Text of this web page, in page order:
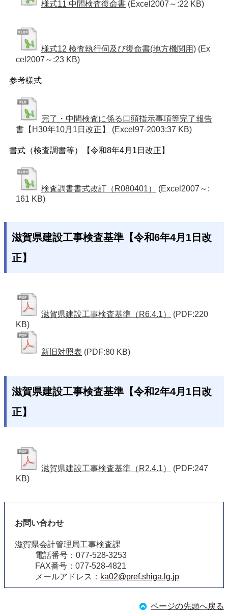
様式11 中間検査復命書 (Excel2007～:22 KB)
様式12 検査執行伺及び復命書(地方機関用) (Ex
cel2007～:23 KB)
参考様式
完了・中間検査に係る口頭指示事項等完了報告
書【H30年10月1日改正】
(Excel97-2003:37 KB)
書式（検査調書等）【令和8年4月1日改正】
検査調書書式改訂（R080401）
(Excel2007～:
161 KB)
滋賀県建設工事検査基準【令和6年4月1日改
正】
滋賀県建設工事検査基準（R6.4.1）
(PDF:220
KB)
新旧対照表 (PDF:80 KB)
滋賀県建設工事検査基準【令和2年4月1日改
正】
滋賀県建設工事検査基準（R2.4.1）
(PDF:247
KB)
お問い合わせ
滋賀県会計管理局工事検査課
電話番号：077-528-3253
FAX番号：077-528-4821
メールアドレス： ka02@pref.shiga.lg.jp
ページの先頭へ戻る